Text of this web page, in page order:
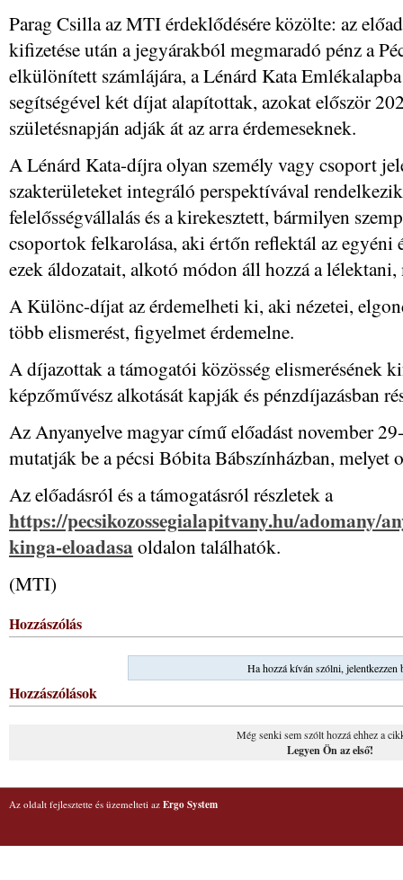
Parag Csilla az MTI érdeklődésére közölte: az
kifizetése után a jegyárakból megmaradó pénz a
elkülönített számlájára, a Lénárd Kata
segítségével két díjat alapítottak, azokat először
születésnapján adják át az arra érdemeseknek.
A Lénárd Kata-díjra olyan személy vagy csoport
szakterületeket integráló perspektívával
felelősségvállalás és a kirekesztett, bármilyen
csoportok felkarolása, aki értőn reflektál az egyéni
ezek áldozatait, alkotó módon áll hozzá a lélektani,
A Különc-díjat az érdemelheti ki, aki nézetei,
több elismerést, figyelmet érdemelne.
A díjazottak a támogatói közösség elismerésének
képzőművész alkotását kapják és pénzdíjazásban
Az Anyanyelve magyar című előadást november
mutatják be a pécsi Bóbita Bábszínházban, melyet
Az előadásról és a támogatásról részletek a
https://pecsikozossegialapitvany.hu/adomany/
kinga-eloadasaoldalon találhatók.
(MTI)
Hozzászólás
Ha hozzá kíván szólni, jelentkezzen
Hozzászólások
Még senki sem szólt hozzá ehhez a
Legyen Ön az első!
Az oldalt fejlesztette és üzemelteti az Ergo System